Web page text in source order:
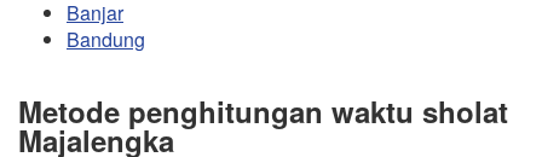
Banjar
Bandung
Metode penghitungan waktu sholat
Majalengka